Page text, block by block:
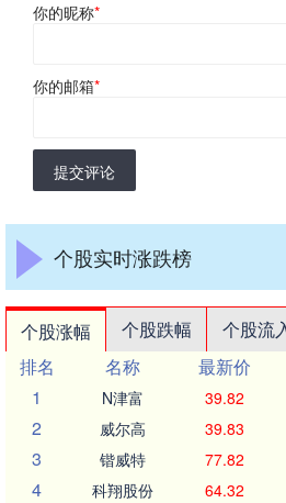
你的昵称*
你的邮箱*
提交评论
个股实时涨跌榜
个股涨幅 个股跌幅 个股流
排名
名称 最新价
1
N津富 39.82
2 威尔高 39.83
3 锴威特 77.82
4 科翔股份 64.32